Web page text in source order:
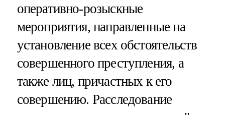
оперативно-розыскные
мероприятия, направленные на
установление всех обстоятельств
совершенного преступления, а
также лиц, причастных к его
совершению. Расследование